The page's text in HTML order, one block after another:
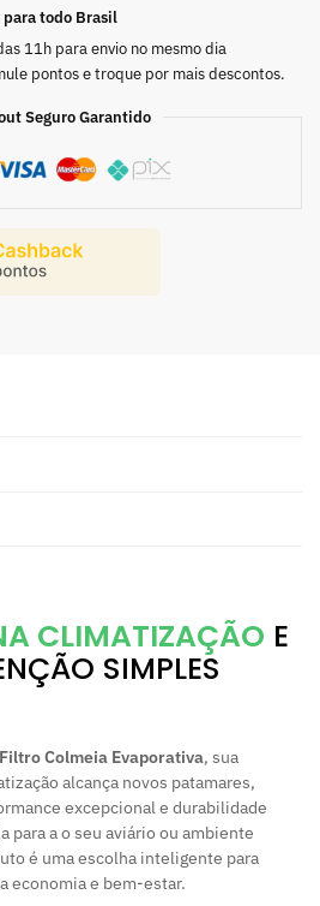
para todo Brasil
11h para envio no mesmo dia
pontos e troque por mais descontos.
Seguro Garantido
CLIMATIZAÇÃO E
SIMPLES
Colmeia Evaporativa, sua
alcança novos patamares,
excepcional e durabilidade
para a o seu aviário ou ambiente
é uma escolha inteligente para
economia e bem-estar.